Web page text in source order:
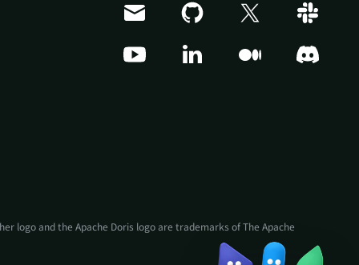
logo and the Apache Doris logo are trademarks of The Apache
Doris Summit 26